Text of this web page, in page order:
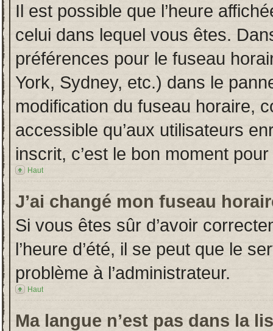
Il est possible que l’heure
celui dans lequel vous êtes.
préférences pour le fuseau
York, Sydney, etc.) dans le
modification du fuseau horaire,
accessible qu’aux utilisateurs
inscrit, c’est le bon moment
Haut
J’ai changé mon fuseau
Si vous êtes sûr d’avoir
l’heure d’été, il se peut que le
problème à l’administrateur.
Haut
Ma langue n’est pas dans la